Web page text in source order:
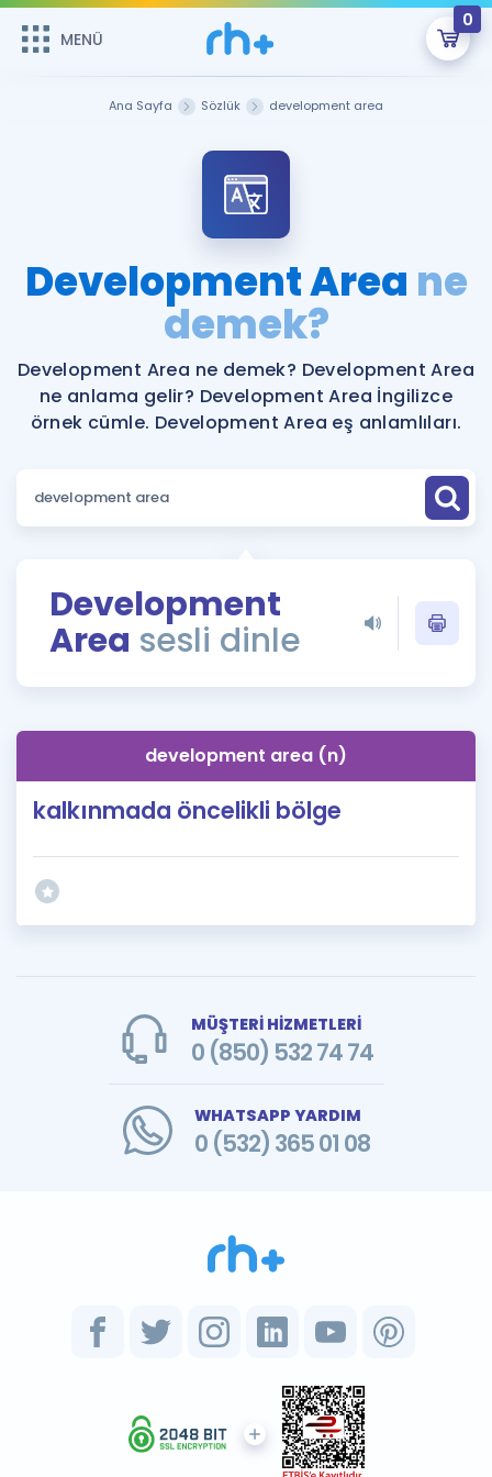
MENÜ
0
Şifremi Hatırlamıyorum
Sepetin Şu An Boş.
Remzi Hoca ile seni sınava hazırlayacak onlarca eğitim seni
bekliyor!
MENÜ
Katılımcı Görüşleri
Faydalı Araçlar
Ücretsiz Kaynaklar
Puan Hesaplama
ÖSYM Sınav Takvimi
Kampanyalar
İngilizce Gramer
Blog
İngilizce Gramer
Ana Sayfa Sözlük development area
Development Area ne
demek?
Development Area ne demek? Development Area
ne anlama gelir? Development Area İngilizce
örnek cümle. Development Area eş anlamlıları.
Development
Area sesli dinle
development area (n)
kalkınmada öncelikli bölge
MÜŞTERİ HİZMETLERİ
0 (850) 532 74 74
WHATSAPP YARDIM
0 (532) 365 01 08